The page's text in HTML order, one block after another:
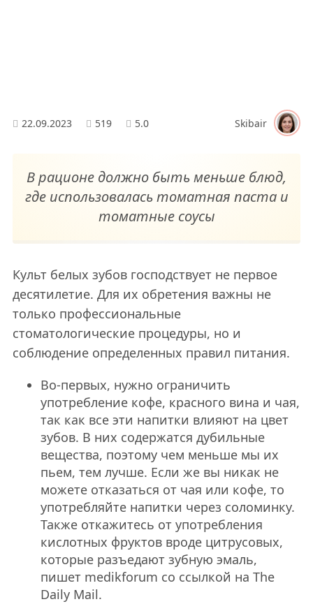
22.09.2023 519 5.0 Skibair
В рационе должно быть меньше блюд,
где использовалась томатная паста и
томатные соусы
Культ белых зубов господствует не первое
десятилетие. Для их обретения важны не
только профессиональные
стоматологические процедуры, но и
соблюдение определенных правил питания.
Во-первых, нужно ограничить
употребление кофе, красного вина и чая,
так как все эти напитки влияют на цвет
зубов. В них содержатся дубильные
вещества, поэтому чем меньше мы их
пьем, тем лучше. Если же вы никак не
можете отказаться от чая или кофе, то
употребляйте напитки через соломинку.
Также откажитесь от употребления
кислотных фруктов вроде цитрусовых,
которые разъедают зубную эмаль,
пишет medikforum со ссылкой на The
Daily Mail.